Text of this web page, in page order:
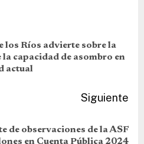
los Ríos advierte sobre la
la capacidad de asombro en
actual
Siguiente
de observaciones de la ASF
en Cuenta Pública 2024